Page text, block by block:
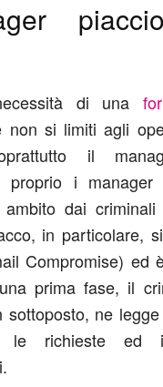
di una
non si limiti agli
il
proprio i manager
ambito dai
in particolare,
Compromise) ed
prima fase, il
sottoposto, ne
le richieste